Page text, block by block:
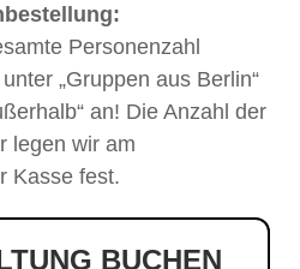
Personenzahl
„Gruppen aus Berlin“
an! Die Anzahl der
legen wir am
Kasse fest.
BUCHEN